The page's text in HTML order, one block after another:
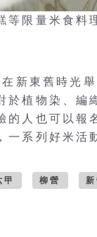
等限量米食
東舊時光舉
植物染、編
人也可以報
系列好米活
甲 柳營